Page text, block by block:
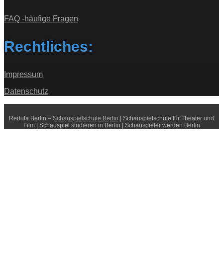
FAQ -häufige Fragen
Rechtliches:
Impressum
Datenschutz
Reduta Berlin – Schauspielschule Berlin | Schauspielschule für Theater und
Film | Schauspiel studieren in Berlin | Schauspieler werden Berlin